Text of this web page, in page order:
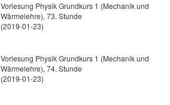
Vorlesung Physik Grundkurs 1 (Mechanik und
Wärmelehre), 73. Stunde
(2019-01-23)
Vorlesung Physik Grundkurs 1 (Mechanik und
Wärmelehre), 74. Stunde
(2019-01-23)